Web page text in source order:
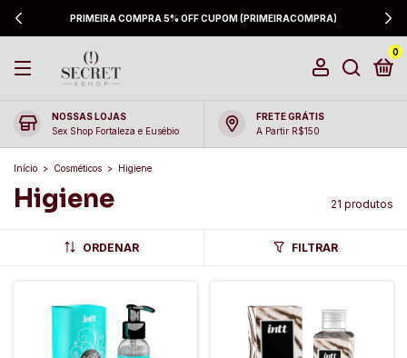
PRIMEIRA COMPRA 5% OFF CUPOM (PRIMEIRACOMPRA)
0
NOSSAS LOJAS
Sex Shop Fortaleza e Eusébio
FRETE GRÁTIS
A Partir R$150
Início > Cosméticos > Higiene
Higiene 21 produtos
ORDENAR FILTRAR